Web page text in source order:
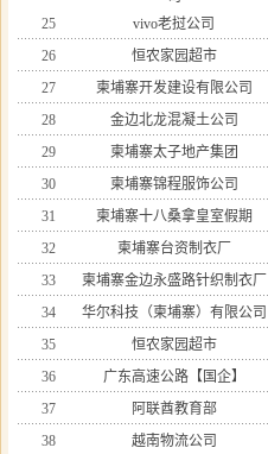
25 vivo老挝公司
26
恒农家园超市
27
柬埔寨开发建设有限公司
28
金边北龙混凝土公司
29
柬埔寨太子地产集团
30
柬埔寨锦程服饰公司
31
柬埔寨十八桑拿皇室假期
32
柬埔寨台资制衣厂
33
柬埔寨金边永盛路针织制衣厂
34
华尔科技（柬埔寨）有限公司
35
恒农家园超市
36
广东高速公路【国企】
37
阿联酋教育部
38
越南物流公司